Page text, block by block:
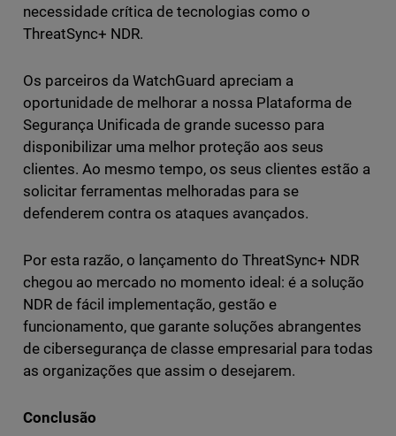
necessidade crítica de tecnologias como o
ThreatSync+ NDR.
Os parceiros da WatchGuard apreciam a
oportunidade de melhorar a nossa Plataforma de
Segurança Unificada de grande sucesso para
disponibilizar uma melhor proteção aos seus
clientes. Ao mesmo tempo, os seus clientes estão a
solicitar ferramentas melhoradas para se
defenderem contra os ataques avançados.
Por esta razão, o lançamento do ThreatSync+ NDR
chegou ao mercado no momento ideal: é a solução
NDR de fácil implementação, gestão e
funcionamento, que garante soluções abrangentes
de cibersegurança de classe empresarial para todas
as organizações que assim o desejarem.
Conclusão